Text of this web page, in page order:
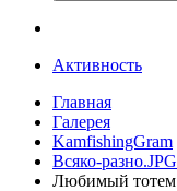
Активность
Главная
Галерея
KamfishingGram
Всяко-разно.JPG
Любимый тотем